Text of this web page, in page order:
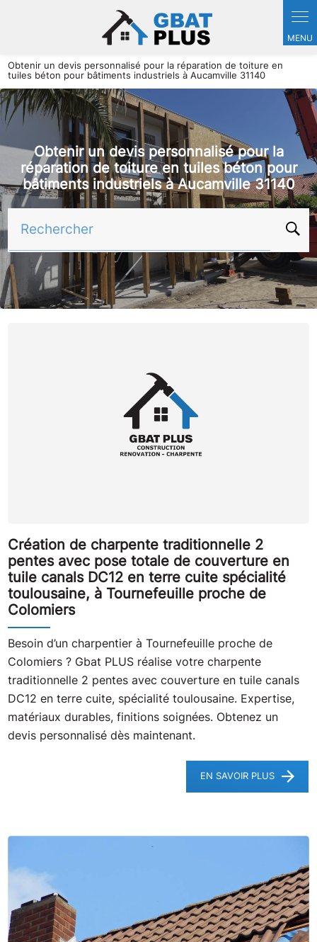
Obtenir un devis personnalisé pour la réparation de toiture en
tuiles béton pour bâtiments industriels à Aucamville 31140
Obtenir un devis personnalisé pour la
réparation de toiture en tuiles béton pour
bâtiments industriels à Aucamville 31140
Rechercher
Création de charpente traditionnelle 2
pentes avec pose totale de couverture en
tuile canals DC12 en terre cuite spécialité
toulousaine, à Tournefeuille proche de
Colomiers
Besoin d’un charpentier à Tournefeuille proche de
Colomiers ? Gbat PLUS réalise votre charpente
traditionnelle 2 pentes avec couverture en tuile canals
DC12 en terre cuite, spécialité toulousaine. Expertise,
matériaux durables, finitions soignées. Obtenez un
devis personnalisé dès maintenant.
EN SAVOIR PLUS